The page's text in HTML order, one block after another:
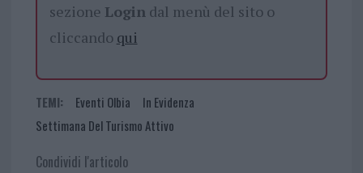
sezione Logindal menù del sito o
cliccando qui
TEMI: Eventi Olbia
In Evidenza
Settimana Del Turismo Attivo
Condividi l'articolo